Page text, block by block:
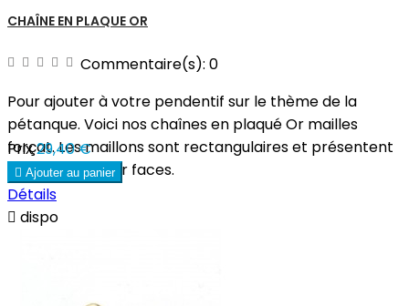
CHAÎNE EN PLAQUE OR
Commentaire(s): 0
Pour ajouter à votre pendentif sur le thème de la
pétanque. Voici nos chaînes en plaqué Or mailles
forçat. Les maillons sont rectangulaires et présentent
deux biseaux par faces.
Prix29,40 €
 Ajouter au panier
Détails
 dispo